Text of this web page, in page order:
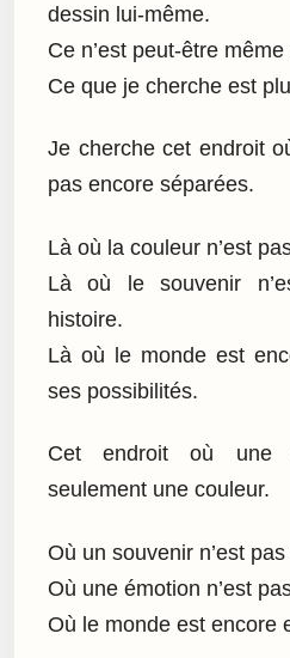
dessin lui-même.
Ce n’est peut-être même
Ce que je cherche est
Je cherche cet endroit
pas encore séparées.
Là où la couleur n’est
Là où le souvenir
histoire.
Là où le monde est
ses possibilités.
Cet endroit où une
seulement une couleur.
Où un souvenir n’est
Où une émotion n’est
Où le monde est encore